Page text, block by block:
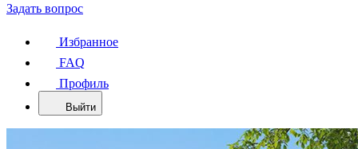
Задать вопрос
Избранное
FAQ
Профиль
Выйти